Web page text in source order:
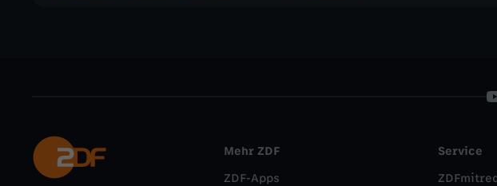
Mehr ZDF
ZDF-Apps
Service